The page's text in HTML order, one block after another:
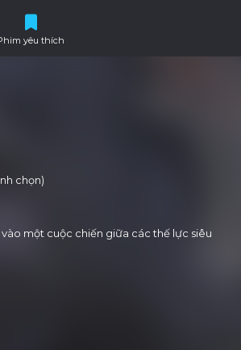
yêu thích
chọn)
một cuộc chiến giữa các thế lực siêu